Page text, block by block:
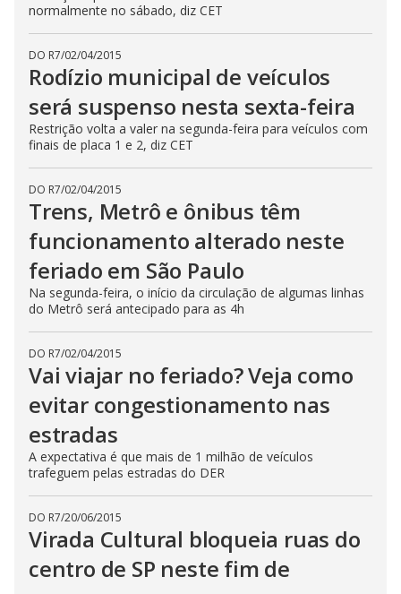
normalmente no sábado, diz CET
DO R7/02/04/2015
Rodízio municipal de veículos
será suspenso nesta sexta-feira
Restrição volta a valer na segunda-feira para veículos com
finais de placa 1 e 2, diz CET
DO R7/02/04/2015
Trens, Metrô e ônibus têm
funcionamento alterado neste
feriado em São Paulo
Na segunda-feira, o início da circulação de algumas linhas
do Metrô será antecipado para as 4h
DO R7/02/04/2015
Vai viajar no feriado? Veja como
evitar congestionamento nas
estradas
A expectativa é que mais de 1 milhão de veículos
trafeguem pelas estradas do DER
DO R7/20/06/2015
Virada Cultural bloqueia ruas do
centro de SP neste fim de